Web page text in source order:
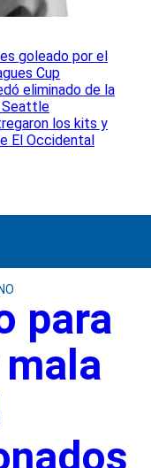
goleado por el
Cup
eliminado de la
Seattle
los kits y
El Occidental
para